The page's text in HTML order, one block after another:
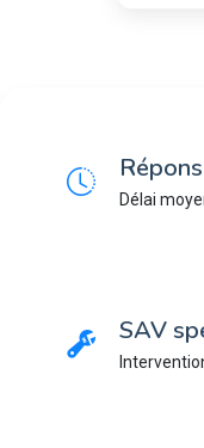
Délai
SAV